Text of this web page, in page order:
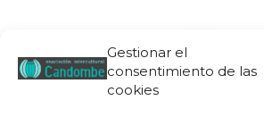
Gestionar el
consentimiento de las
cookies